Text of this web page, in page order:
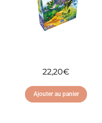
22,20€
Ajouter au panier